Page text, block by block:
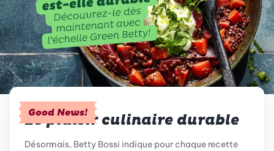
Good News!
Le plaisir culinaire durable
Désormais, Betty Bossi indique pour chaque recette